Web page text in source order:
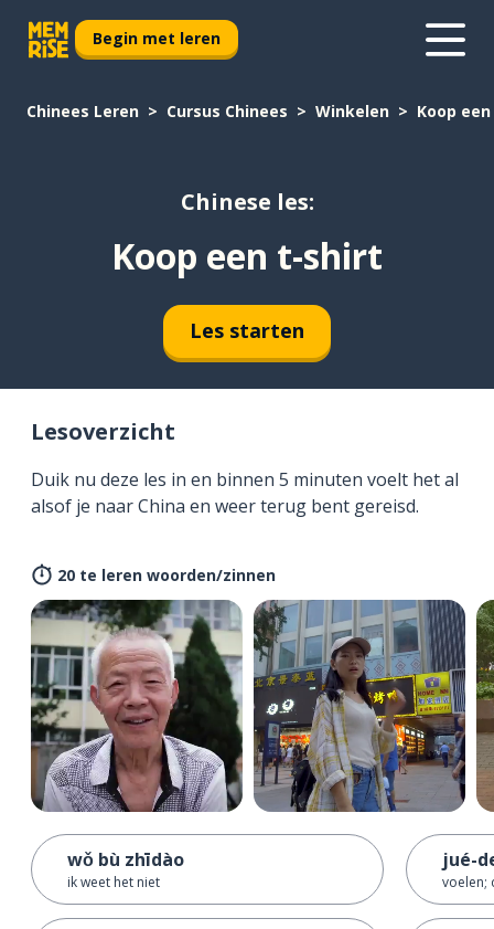
Begin met leren
Chinees Leren Cursus Chinees Winkelen Koop
Chinese les:
Koop een t-shirt
Les starten
Lesoverzicht
Duik nu deze les in en binnen 5 minuten voelt het al
alsof je naar China en weer terug bent gereisd.
20 te leren woorden/zinnen
wǒ bù zhīdào
ik weet het niet
jué-
voelen;